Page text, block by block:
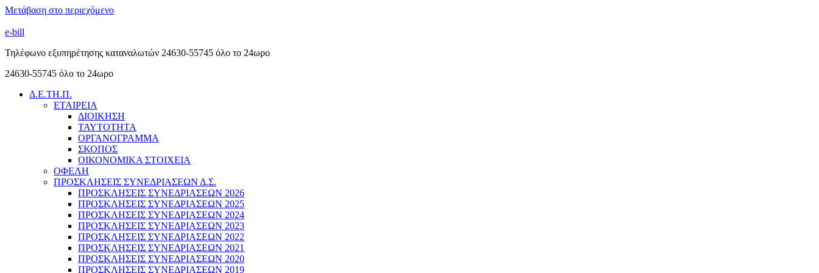
Μετάβαση στο περιεχόμενο
e-bill
Τηλέφωνο εξυπηρέτησης καταναλωτών 24630-55745 όλο το 24ωρο
24630-55745 όλο το 24ωρο
Δ.Ε.ΤΗ.Π.
ΕΤΑΙΡΕΙΑ
ΔΙΟΙΚΗΣΗ
ΤΑΥΤΟΤΗΤΑ
ΟΡΓΑΝΟΓΡΑΜΜΑ
ΣΚΟΠΟΣ
ΟΙΚΟΝΟΜΙΚΑ ΣΤΟΙΧΕΙΑ
ΟΦΕΛΗ
ΠΡΟΣΚΛΗΣΕΙΣ ΣΥΝΕΔΡΙΑΣΕΩΝ Δ.Σ.
ΠΡΟΣΚΛΗΣΕΙΣ ΣΥΝΕΔΡΙΑΣΕΩΝ 2026
ΠΡΟΣΚΛΗΣΕΙΣ ΣΥΝΕΔΡΙΑΣΕΩΝ 2025
ΠΡΟΣΚΛΗΣΕΙΣ ΣΥΝΕΔΡΙΑΣΕΩΝ 2024
ΠΡΟΣΚΛΗΣΕΙΣ ΣΥΝΕΔΡΙΑΣΕΩΝ 2023
ΠΡΟΣΚΛΗΣΕΙΣ ΣΥΝΕΔΡΙΑΣΕΩΝ 2022
ΠΡΟΣΚΛΗΣΕΙΣ ΣΥΝΕΔΡΙΑΣΕΩΝ 2021
ΠΡΟΣΚΛΗΣΕΙΣ ΣΥΝΕΔΡΙΑΣΕΩΝ 2020
ΠΡΟΣΚΛΗΣΕΙΣ ΣΥΝΕΔΡΙΑΣΕΩΝ 2019